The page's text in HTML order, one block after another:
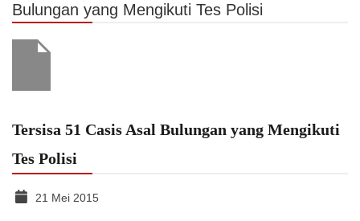
Bulungan yang Mengikuti Tes Polisi
Tersisa 51 Casis Asal Bulungan yang Mengikuti
Tes Polisi
21 Mei 2015